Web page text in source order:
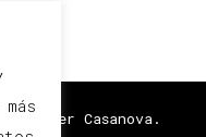
Oliver Casanova.